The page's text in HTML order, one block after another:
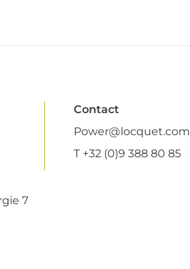
7
Contact
Power@locquet.com
T +32 (0)9 388 80 85